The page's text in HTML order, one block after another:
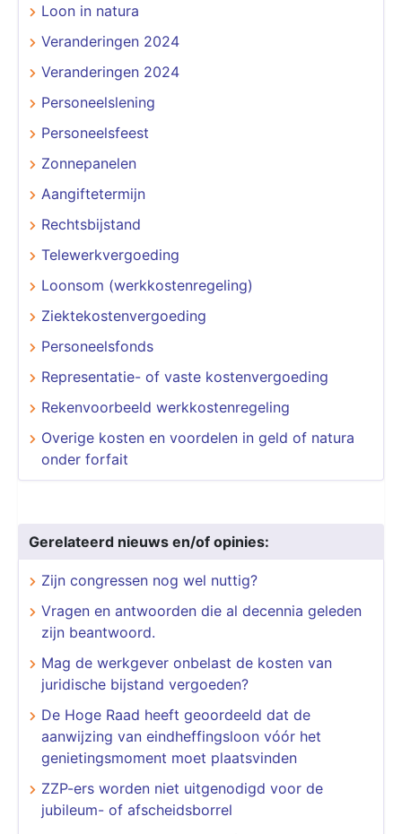
Loon in natura
Veranderingen 2024
Veranderingen 2024
Personeelslening
Personeelsfeest
Zonnepanelen
Aangiftetermijn
Rechtsbijstand
Telewerkvergoeding
Loonsom (werkkostenregeling)
Ziektekostenvergoeding
Personeelsfonds
Representatie- of vaste kostenvergoeding
Rekenvoorbeeld werkkostenregeling
Overige kosten en voordelen in geld of natura
onder forfait
Gerelateerd nieuws en/of opinies:
Zijn congressen nog wel nuttig?
Vragen en antwoorden die al decennia geleden
zijn beantwoord.
Mag de werkgever onbelast de kosten van
juridische bijstand vergoeden?
De Hoge Raad heeft geoordeeld dat de
aanwijzing van eindheffingsloon vóór het
genietingsmoment moet plaatsvinden
​​​​​​​ZZP-ers worden niet uitgenodigd voor de
jubileum- of afscheidsborrel